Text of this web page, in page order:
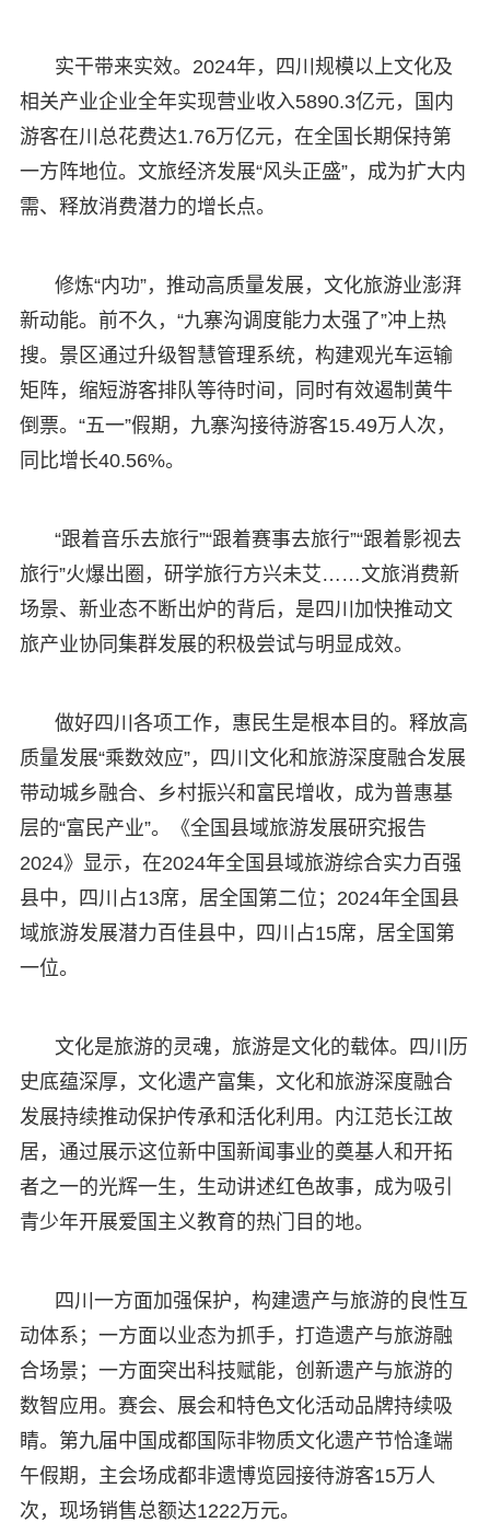
实干带来实效。2024年，四川规模以上文化及
相关产业企业全年实现营业收入5890.3亿元，国内
游客在川总花费达1.76万亿元，在全国长期保持第
一方阵地位。文旅经济发展“风头正盛”，成为扩大内
需、释放消费潜力的增长点。
修炼“内功”，推动高质量发展，文化旅游业澎湃
新动能。前不久，“九寨沟调度能力太强了”冲上热
搜。景区通过升级智慧管理系统，构建观光车运输
矩阵，缩短游客排队等待时间，同时有效遏制黄牛
倒票。“五一”假期，九寨沟接待游客15.49万人次，
同比增长40.56%。
“跟着音乐去旅行”“跟着赛事去旅行”“跟着影视去
旅行”火爆出圈，研学旅行方兴未艾……文旅消费新
场景、新业态不断出炉的背后，是四川加快推动文
旅产业协同集群发展的积极尝试与明显成效。
做好四川各项工作，惠民生是根本目的。释放高
质量发展“乘数效应”，四川文化和旅游深度融合发展
带动城乡融合、乡村振兴和富民增收，成为普惠基
层的“富民产业”。《全国县域旅游发展研究报告
2024》显示，在2024年全国县域旅游综合实力百强
县中，四川占13席，居全国第二位；2024年全国县
域旅游发展潜力百佳县中，四川占15席，居全国第
一位。
文化是旅游的灵魂，旅游是文化的载体。四川历
史底蕴深厚，文化遗产富集，文化和旅游深度融合
发展持续推动保护传承和活化利用。内江范长江故
居，通过展示这位新中国新闻事业的奠基人和开拓
者之一的光辉一生，生动讲述红色故事，成为吸引
青少年开展爱国主义教育的热门目的地。
四川一方面加强保护，构建遗产与旅游的良性互
动体系；一方面以业态为抓手，打造遗产与旅游融
合场景；一方面突出科技赋能，创新遗产与旅游的
数智应用。赛会、展会和特色文化活动品牌持续吸
睛。第九届中国成都国际非物质文化遗产节恰逢端
午假期，主会场成都非遗博览园接待游客15万人
次，现场销售总额达1222万元。